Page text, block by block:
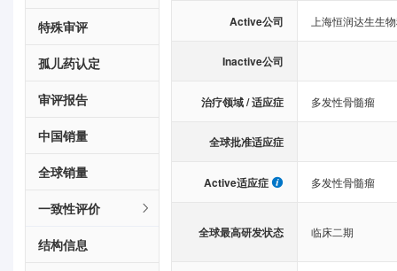
特殊审评
孤儿药认定
审评报告
中国销量
全球销量
一致性评价
结构信息
Active公司 上海恒润达生生
Inactive公司
治疗领域 / 适应症 多发性骨髓瘤
全球批准适应症
Active适应症 多发性骨髓瘤
全球最高研发状态 临床二期